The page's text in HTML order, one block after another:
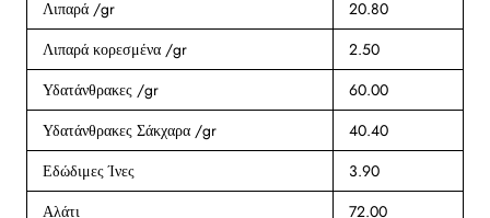
Λιπαρά /gr
20.80
Λιπαρά κορεσμένα /gr
2.50
Υδατάνθρακες /gr
60.00
Υδατάνθρακες Σάκχαρα /gr
40.40
Εδώδιμες Ίνες
3.90
Αλάτι
72.00